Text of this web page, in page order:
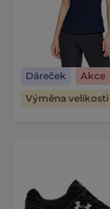
Dáreček
Akce